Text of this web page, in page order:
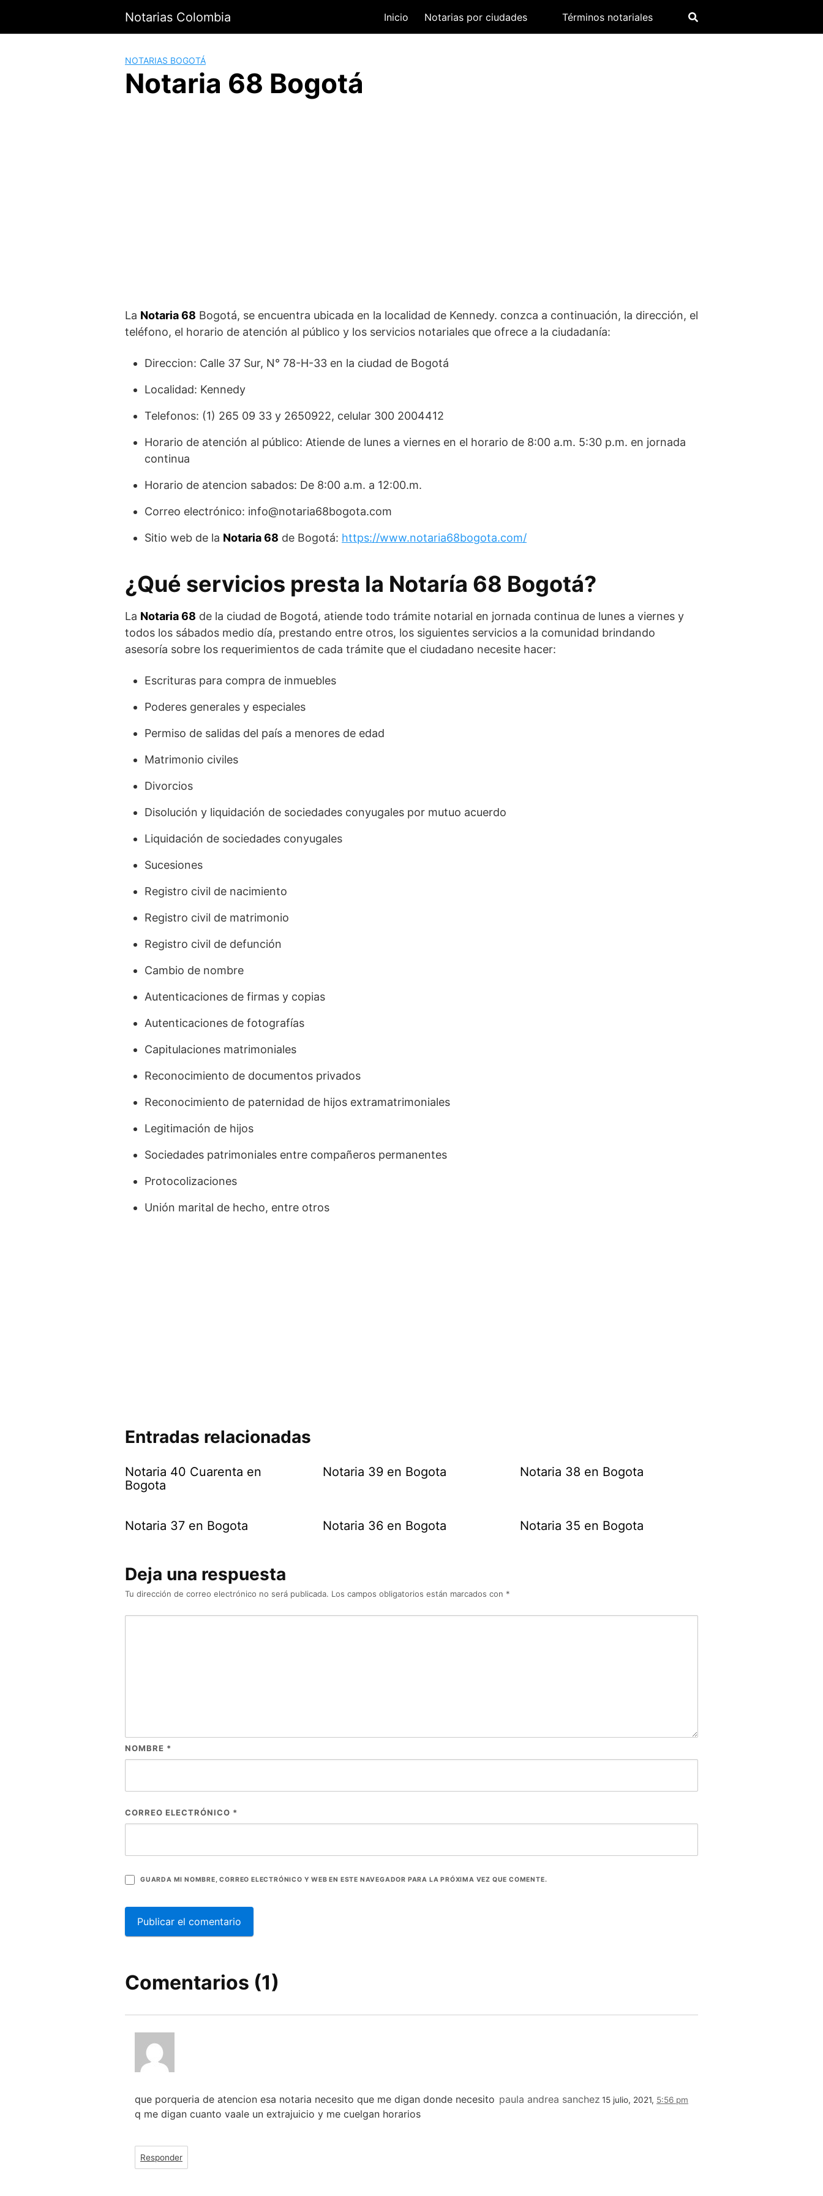
contenido
Notarias Colombia Inicio Notarias por ciudades Términos notariales
NOTARIAS BOGOTÁ
Notaria 68 Bogotá
La Notaria 68 Bogotá, se encuentra ubicada en la localidad de Kennedy. conzca a continuación, la dirección, el
teléfono, el horario de atención al público y los servicios notariales que ofrece a la ciudadanía:
Direccion: Calle 37 Sur, N° 78-H-33 en la ciudad de Bogotá
Localidad: Kennedy
Telefonos: (1) 265 09 33 y 2650922, celular 300 2004412
Horario de atención al público: Atiende de lunes a viernes en el horario de 8:00 a.m. 5:30 p.m. en jornada
continua
Horario de atencion sabados: De 8:00 a.m. a 12:00.m.
Correo electrónico: info@notaria68bogota.com
Sitio web de la Notaria 68 de Bogotá: https://www.notaria68bogota.com/
¿Qué servicios presta la Notaría 68 Bogotá?
La Notaria 68 de la ciudad de Bogotá, atiende todo trámite notarial en jornada continua de lunes a viernes y
todos los sábados medio día, prestando entre otros, los siguientes servicios a la comunidad brindando
asesoría sobre los requerimientos de cada trámite que el ciudadano necesite hacer:
Escrituras para compra de inmuebles
Poderes generales y especiales
Permiso de salidas del país a menores de edad
Matrimonio civiles
Divorcios
Disolución y liquidación de sociedades conyugales por mutuo acuerdo
Liquidación de sociedades conyugales
Sucesiones
Registro civil de nacimiento
Registro civil de matrimonio
Registro civil de defunción
Cambio de nombre
Autenticaciones de firmas y copias
Autenticaciones de fotografías
Capitulaciones matrimoniales
Reconocimiento de documentos privados
Reconocimiento de paternidad de hijos extramatrimoniales
Legitimación de hijos
Sociedades patrimoniales entre compañeros permanentes
Protocolizaciones
Unión marital de hecho, entre otros
Entradas relacionadas
Notaria 40 Cuarenta en
Bogota
Notaria 39 en Bogota Notaria 38 en Bogota
Notaria 37 en Bogota Notaria 36 en Bogota Notaria 35 en Bogota
Deja una respuesta
Tu dirección de correo electrónico no será publicada. Los campos obligatorios están marcados con *
NOMBRE *
CORREO ELECTRÓNICO *
GUARDA MI NOMBRE, CORREO ELECTRÓNICO Y WEB EN ESTE NAVEGADOR PARA LA PRÓXIMA VEZ QUE COMENTE.
Comentarios (1)
paula andrea sanchez 15 julio, 2021, 5:56 pm
que porqueria de atencion esa notaria necesito que me digan donde necesito
q me digan cuanto vaale un extrajuicio y me cuelgan horarios
Responder